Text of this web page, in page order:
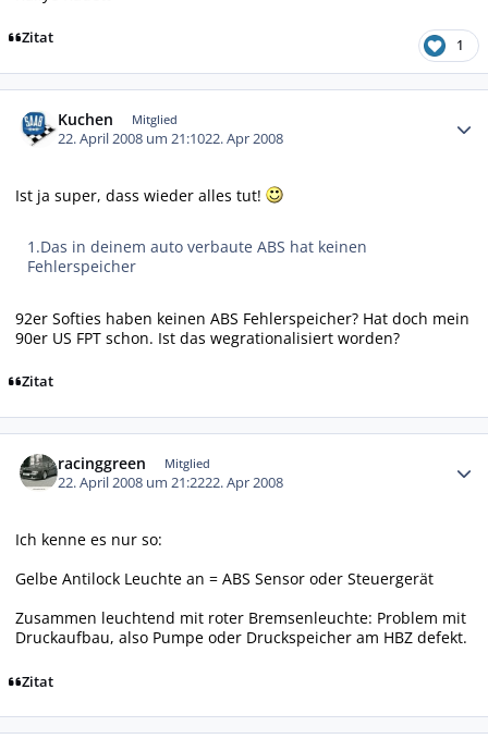
Zitat 1
Kuchen Mitglied
22. April 2008 um 21:1022. Apr 2008
Ist ja super, dass wieder alles tut!
1.Das in deinem auto verbaute ABS hat keinen
Fehlerspeicher
92er Softies haben keinen ABS Fehlerspeicher? Hat doch mein
90er US FPT schon. Ist das wegrationalisiert worden?
Zitat
racinggreen Mitglied
22. April 2008 um 21:2222. Apr 2008
Ich kenne es nur so:
Gelbe Antilock Leuchte an = ABS Sensor oder Steuergerät
Zusammen leuchtend mit roter Bremsenleuchte: Problem mit
Druckaufbau, also Pumpe oder Druckspeicher am HBZ defekt.
Zitat